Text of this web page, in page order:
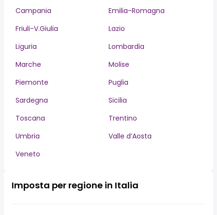
Campania
Emilia-Romagna
Friuli-V.Giulia
Lazio
Liguria
Lombardia
Marche
Molise
Piemonte
Puglia
Sardegna
Sicilia
Toscana
Trentino
Umbria
Valle d’Aosta
Veneto
Imposta per regione in Italia